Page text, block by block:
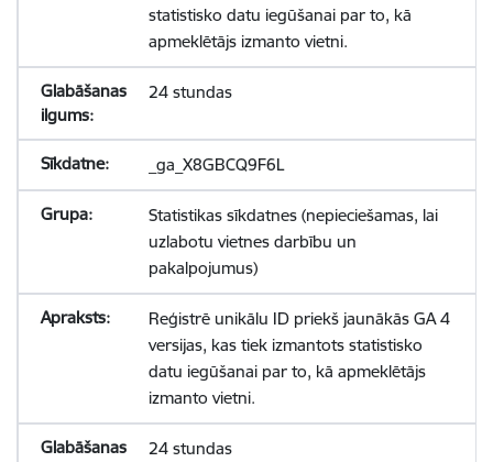
statistisko datu iegūšanai par to, kā
apmeklētājs izmanto vietni.
24 stundas
_ga_X8GBCQ9F6L
Statistikas sīkdatnes (nepieciešamas, lai
uzlabotu vietnes darbību un
pakalpojumus)
Reģistrē unikālu ID priekš jaunākās GA 4
versijas, kas tiek izmantots statistisko
datu iegūšanai par to, kā apmeklētājs
izmanto vietni.
24 stundas